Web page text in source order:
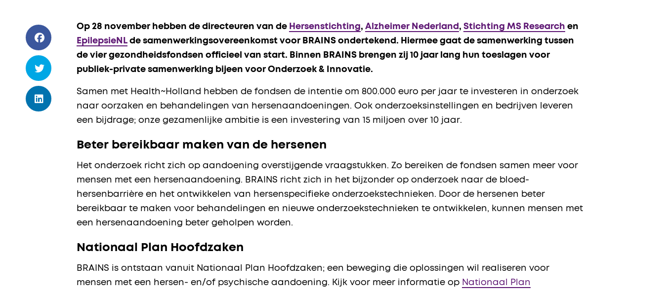
Op 28 november hebben de directeuren van de Hersenstichting,Alzheimer Nederland ,Stichting MS Research en
EpilepsieNL de samenwerkingsovereenkomst voor BRAINS ondertekend. Hiermee gaat de samenwerking tussen
de vier gezondheidsfondsen officieel van start. Binnen BRAINS brengen zij 10 jaar lang hun toeslagen voor
publiek-private samenwerking bijeen voor Onderzoek & Innovatie.
Samen met Health~Holland hebben de fondsen de intentie om 800.000 euro per jaar te investeren in onderzoek
naar oorzaken en behandelingen van hersenaandoeningen. Ook onderzoeksinstellingen en bedrijven leveren
een bijdrage; onze gezamenlijke ambitie is een investering van 15 miljoen over 10 jaar.
Beter bereikbaar maken van de hersenen
Het onderzoek richt zich op aandoening overstijgende vraagstukken. Zo bereiken de fondsen samen meer voor
mensen met een hersenaandoening. BRAINS richt zich in het bijzonder op onderzoek naar de bloed-
hersenbarrière en het ontwikkelen van hersenspecifieke onderzoekstechnieken. Door de hersenen beter
bereikbaar te maken voor behandelingen en nieuwe onderzoekstechnieken te ontwikkelen, kunnen mensen met
een hersenaandoening beter geholpen worden.
Nationaal Plan Hoofdzaken
BRAINS is ontstaan vanuit Nationaal Plan Hoofdzaken; een beweging die oplossingen wil realiseren voor
mensen met een hersen- en/of psychische aandoening. Kijk voor meer informatie op Nationaal Plan